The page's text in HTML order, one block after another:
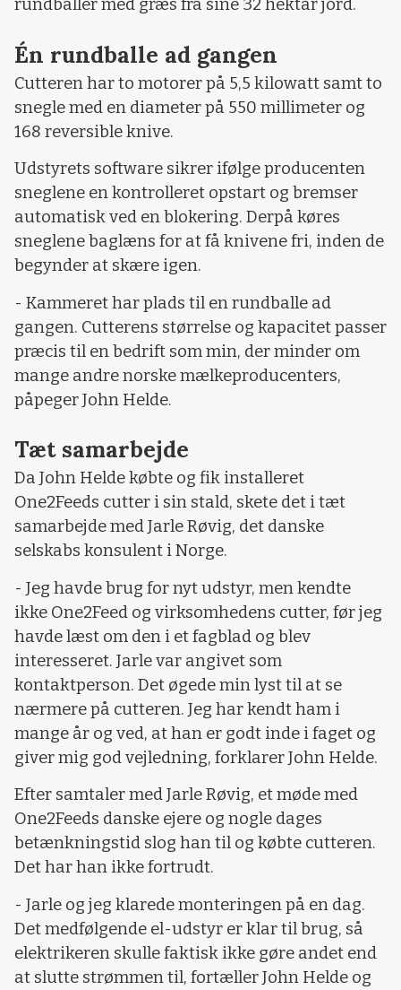
rundballer med græs fra sine 32 hektar jord.
Én rundballe ad gangen
Cutteren har to motorer på 5,5 kilowatt samt to
snegle med en diameter på 550 millimeter og
168 reversible knive.
Udstyrets software sikrer ifølge producenten
sneglene en kontrolleret opstart og bremser
automatisk ved en blokering. Derpå køres
sneglene baglæns for at få knivene fri, inden de
begynder at skære igen.
- Kammeret har plads til en rundballe ad
gangen. Cutterens størrelse og kapacitet passer
præcis til en bedrift som min, der minder om
mange andre norske mælkeproducenters,
påpeger John Helde.
Tæt samarbejde
Da John Helde købte og fik installeret
One2Feeds cutter i sin stald, skete det i tæt
samarbejde med Jarle Røvig, det danske
selskabs konsulent i Norge.
- Jeg havde brug for nyt udstyr, men kendte
ikke One2Feed og virksomhedens cutter, før jeg
havde læst om den i et fagblad og blev
interesseret. Jarle var angivet som
kontaktperson. Det øgede min lyst til at se
nærmere på cutteren. Jeg har kendt ham i
mange år og ved, at han er godt inde i faget og
giver mig god vejledning, forklarer John Helde.
Efter samtaler med Jarle Røvig, et møde med
One2Feeds danske ejere og nogle dages
betænkningstid slog han til og købte cutteren.
Det har han ikke fortrudt.
- Jarle og jeg klarede monteringen på en dag.
Det medfølgende el-udstyr er klar til brug, så
elektrikeren skulle faktisk ikke gøre andet end
at slutte strømmen til, fortæller John Helde og